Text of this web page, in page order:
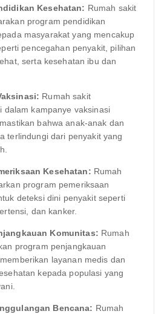
Kesehatan: Rumah sakit
program pendidikan
masyarakat yang mencakup
pencegahan penyakit, pilihan
serta kesehatan ibu dan
Rumah sakit
dalam kampanye vaksinasi
bahwa anak-anak dan
terlindungi dari penyakit yang
Kesehatan: Rumah
program pemeriksaan
deteksi dini penyakit seperti
dan kanker.
Komunitas: Rumah
program penjangkauan
layanan medis dan
kepada populasi yang
Bencana: Rumah